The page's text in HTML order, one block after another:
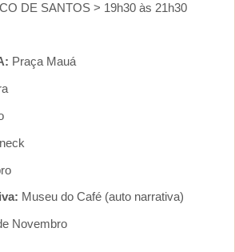
DE SANTOS > 19h30 às 21h30
Praça Mauá
Museu do Café (auto narrativa)
Novembro